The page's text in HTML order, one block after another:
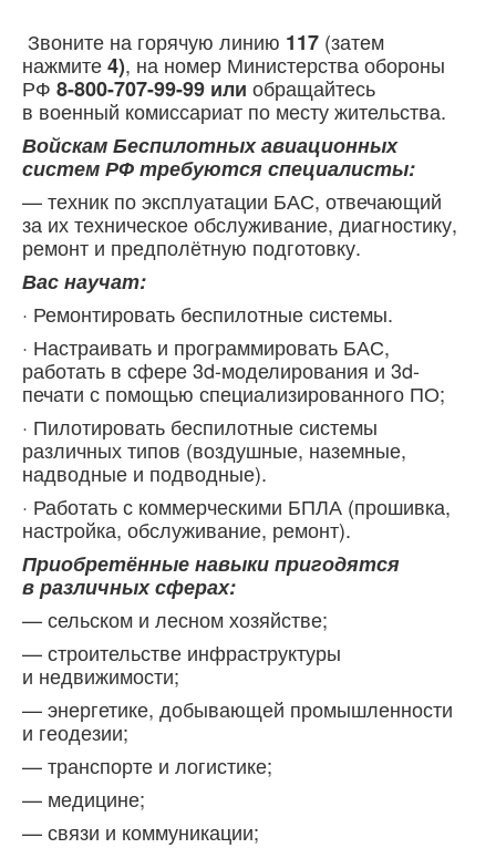
Звоните на горячую линию 117 (затем
нажмите4), на номер Министерства обороны
РФ 8-800-707-99-99 или обращайтесь
в военный комиссариат по месту жительства.
Войскам Беспилотных авиационных
систем РФ требуются специалисты:
— техник по эксплуатации БАС, отвечающий
за их техническое обслуживание, диагностику,
ремонт и предполётную подготовку.
Вас научат:
· Ремонтировать беспилотные системы.
· Настраивать и программировать БАС,
работать в сфере 3d-моделирования и 3d-
печати с помощью специализированного ПО;
· Пилотировать беспилотные системы
различных типов (воздушные, наземные,
надводные и подводные).
· Работать с коммерческими БПЛА (прошивка,
настройка, обслуживание, ремонт).
Приобретённые навыки пригодятся
в различных сферах:
— сельском и лесном хозяйстве;
— строительстве инфраструктуры
и недвижимости;
— энергетике, добывающей промышленности
и геодезии;
— транспорте и логистике;
— медицине;
— связи и коммуникации;